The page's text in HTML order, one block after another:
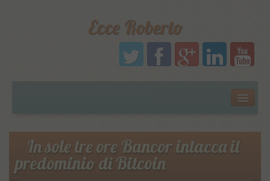
Ecce Roberto
Português
Polski
In sole tre ore Bancor intacca il
predominio di Bitcoin